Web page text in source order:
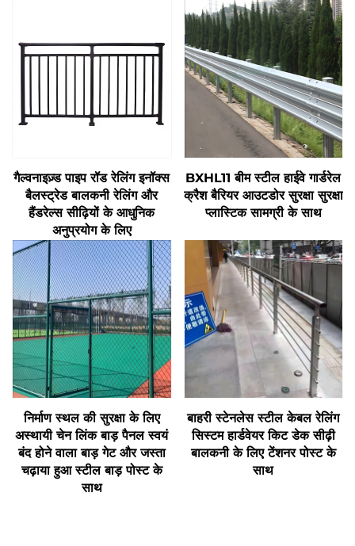
गैल्वनाइज़्ड पाइप रॉड रेलिंग इनॉक्स
बैलस्ट्रेड बालकनी रेलिंग और
हैंडरेल्स सीढ़ियों के आधुनिक
अनुप्रयोग के लिए
BXHL11 बीम स्टील हाईवे गार्डरेल
क्रैश बैरियर आउटडोर सुरक्षा सुरक्षा
प्लास्टिक सामग्री के साथ
निर्माण स्थल की सुरक्षा के लिए
अस्थायी चेन लिंक बाड़ पैनल स्वयं
बंद होने वाला बाड़ गेट और जस्ता
चढ़ाया हुआ स्टील बाड़ पोस्ट के
साथ
बाहरी स्टेनलेस स्टील केबल रेलिंग
सिस्टम हार्डवेयर किट डेक सीढ़ी
बालकनी के लिए टेंशनर पोस्ट के
साथ